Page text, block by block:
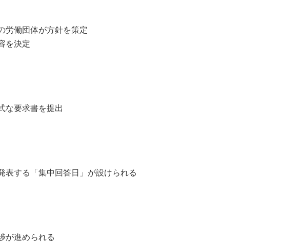
労働団体が方針を策定
を決定
な要求書を提出
表する「集中回答日」が設けられる
が進められる